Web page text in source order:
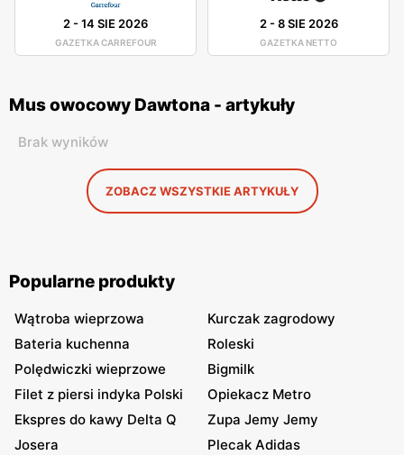
2-14 SIE 2026
GAZETKA CARREFOUR
2-8 SIE 2026
GAZETKA NETTO
Mus owocowy Dawtona - artykuły
Brak wyników
ZOBACZ WSZYSTKIE ARTYKUŁY
Popularne produkty
Wątroba wieprzowa
Kurczak zagrodowy
Bateria kuchenna
Roleski
Polędwiczki wieprzowe
Bigmilk
Filet z piersi indyka Polski
Opiekacz Metro
Ekspres do kawy Delta Q
Zupa Jemy Jemy
Josera
Plecak Adidas